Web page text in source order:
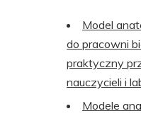
Model
do pracowni
praktyczny
nauczycieli i
Modele